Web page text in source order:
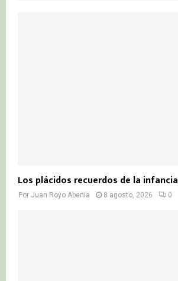
Los plácidos recuerdos de la infancia
Por Juan Royo Abenia 8 agosto, 2026 0